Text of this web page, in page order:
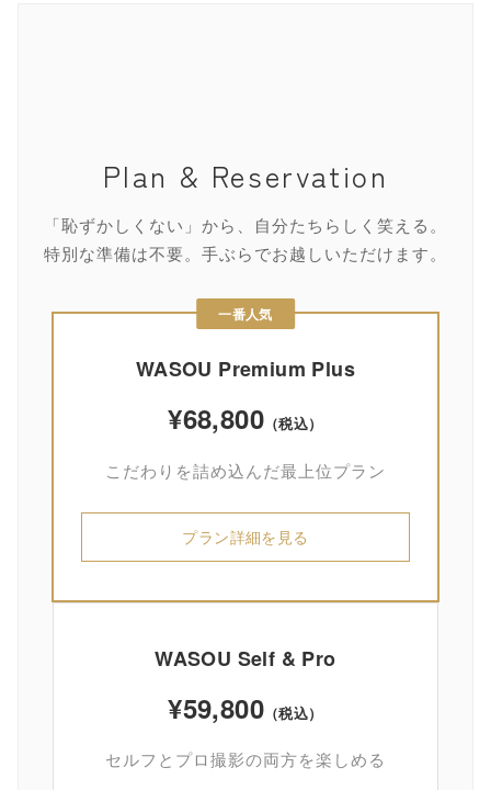
Plan & Reservation
「恥ずかしくない」から、自分たちらしく笑える。
特別な準備は不要。手ぶらでお越しいただけます。
一番人気
WASOU Premium Plus
¥68,800 （税込）
こだわりを詰め込んだ最上位プラン
プラン詳細を見る
WASOU Self & Pro
¥59,800 （税込）
セルフとプロ撮影の両方を楽しめる